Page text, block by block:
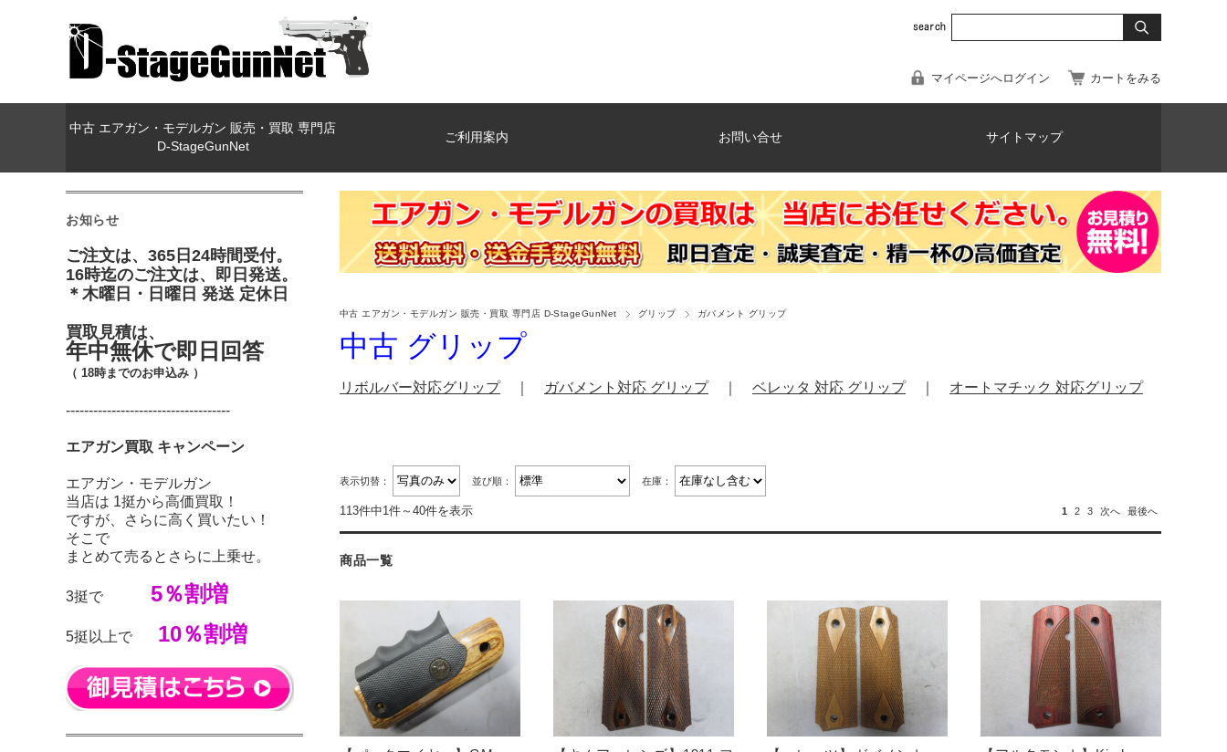
マイページへログイン カートをみる
中古 エアガン・モデルガン 販売・買取 専門店
D-StageGunNet
ご利用案内 お問い合せ サイトマップ
中古 エアガン・モデルガン 販売・買取 専門店 D-StageGunNet グリップ ガバメント グリップ
中古 グリップ
リボルバー対応グリップ｜ ガバメント対応 グリップ｜ ベレッタ 対応 グリップ｜ オートマチック 対応グリップ
表示切替： 並び順： 在庫：
113件中1件～40件を表示 1 2 3 次へ 最後へ
商品一覧
お知らせ
ご注文は、365日24時間受付。
16時迄のご注文は、即日発送。
＊木曜日・日曜日 発送 定休日
買取見積は、
年中無休で即日回答
（ 18時までのお申込み ）
------------------------------------
エアガン買取 キャンペーン
エアガン・モデルガン
当店は 1挺から高価買取！
ですが、さらに高く買いたい！
そこで
まとめて売るとさらに上乗せ。
3挺で 5％割増
5挺以上で 10％割増